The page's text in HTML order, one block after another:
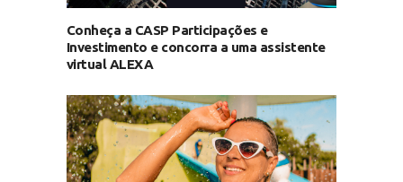
Conheça a CASP Participações e
Investimento e concorra a uma assistente
virtual ALEXA